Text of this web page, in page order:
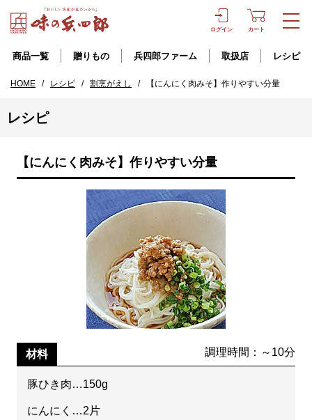
ログイン カート
商品一覧 贈りもの 兵四郎ファーム 取扱店 レシピ
HOME / レシピ / 割烹がえし / 【にんにく肉みそ】作りやすい分量
レシピ
【にんにく肉みそ】作りやすい分量
材料 調理時間：～10分
豚ひき肉…150g
にんにく…2片